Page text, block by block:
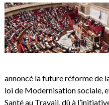
annoncé la future réforme de
loi de Modernisation sociale,
Santé au Travail, dû à